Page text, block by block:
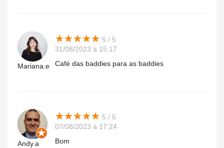
Mariana.e
★★★★★
★★★★★ 5 / 5
31/08/2023 à 15:17
Café das baddies para as baddies
Andy.a
★★★★★
★★★★★ 5 / 5
07/08/2023 à 17:24
Bom